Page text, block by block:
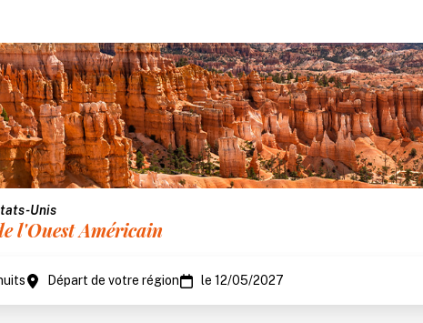
Unis
l'Ouest Américain
Départ de votre région le 12/05/2027